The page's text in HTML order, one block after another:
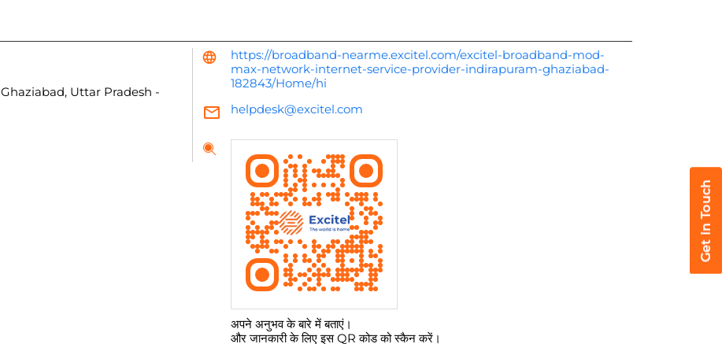
Ghaziabad, Uttar Pradesh -
https://broadband-nearme.excitel.com/excitel-broadband-mod-
max-network-internet-service-provider-indirapuram-ghaziabad-
182843/Home/hi
helpdesk@excitel.com
अपने अनुभव के बारे में बताएं।
और जानकारी के लिए इस QR कोड को स्कैन करें।